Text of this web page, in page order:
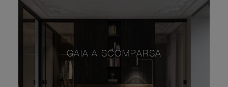
GAIA A SCOMPARSA